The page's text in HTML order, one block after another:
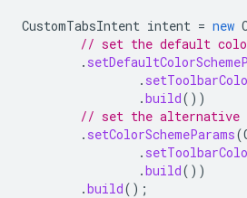
CustomTabsIntent intent = new
// set the default color
.
.
.build())
// set the alternative
. setColorSchemeParams(
.
.build())
.build();